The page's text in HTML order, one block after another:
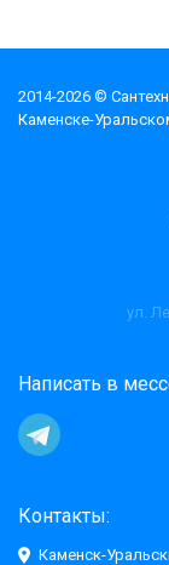
2014-2026 ©
Каменске-
ул.
Написать в
Контакты:
Каменск-